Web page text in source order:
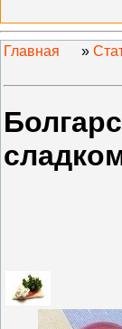
Главная »